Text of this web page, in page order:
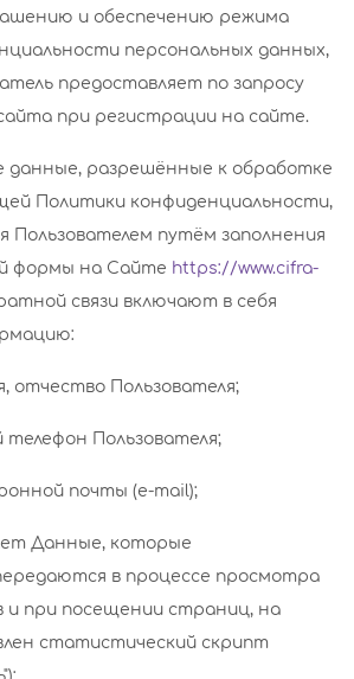
и обеспечению режима
персональных данных,
предоставляет по запросу
при регистрации на сайте.
данные, разрешённые к обработке
Политики конфиденциальности,
Пользователем путём заполнения
формы на Сайте https://www.cifra-
связи включают в себя
отчество Пользователя;
телефон Пользователя;
почты (e-mail);
Данные, которые
в процессе просмотра
и при посещении страниц, на
статистический скрипт